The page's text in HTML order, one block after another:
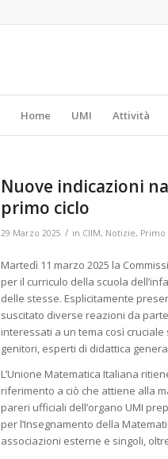
Home UMI Attività
Nuove indicazioni
primo ciclo
29 Marzo 2025 / in CIIM, Notizie, Primo
Martedì 11 marzo 2025 la
per il curriculo della scuola
delle stesse. Esplicitamente
suscitato diverse reazioni da
interessati a un tema così
genitori, esperti di didattica
L’Unione Matematica Italiana
riferimento a ciò che attiene alla
pareri ufficiali dell’organo UMI
per l’Insegnamento della
associazioni esterne e singoli,